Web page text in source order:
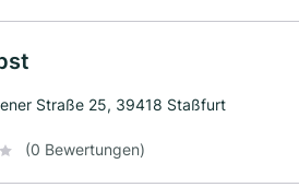
Straße 25, 39418 Staßfurt
(0 Bewertungen)